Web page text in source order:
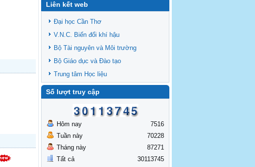
Liên kết web
Đại học Cần Thơ
V.N.C. Biến đổi khí hậu
Bộ Tài nguyên và Môi trường
Bộ Giáo dục và Đào tạo
Trung tâm Học liệu
Số lượt truy cập
Hôm nay
Tuần này
Tháng này
Tất cả
7516
70228
87271
30113745